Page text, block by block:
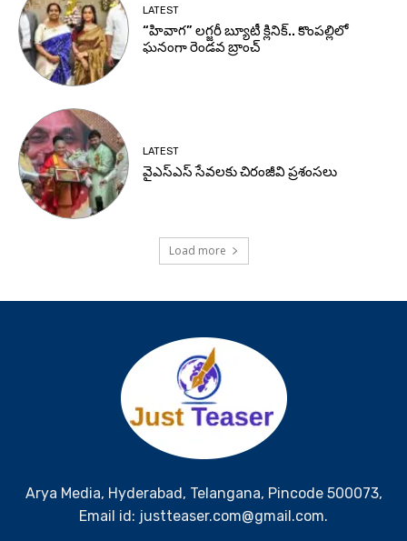
LATEST
“హివాగ” లగ్జరీ బ్యూటీ క్లినిక్.. కొంపల్లిలో
ఘనంగా రెండవ బ్రాంచ్
LATEST
వైఎస్ఎస్ సేవలకు చిరంజీవి ప్రశంసలు
Load more
Arya Media, Hyderabad, Telangana, Pincode 500073,
Email id: justteaser.com@gmail.com.